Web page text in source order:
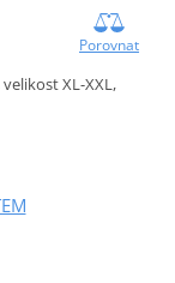
Porovnat
XL-XXL,